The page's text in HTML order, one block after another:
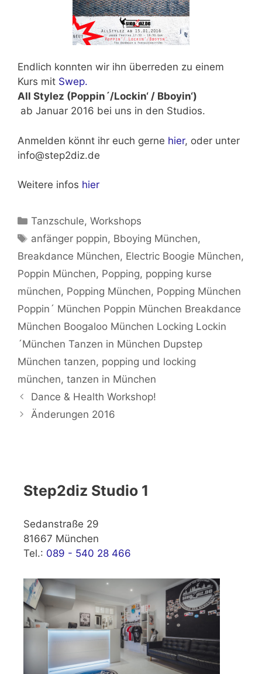
Endlich konnten wir ihn überreden zu einem
Kurs mit Swep.
All Stylez (Poppin´/Lockin‘ / Bboyin‘)
ab Januar 2016 bei uns in den Studios.
Anmelden könnt ihr euch gerne hier, oder unter
info@step2diz.de
Weitere infos hier
Kategorien
Tanzschule,Workshops
Schlagwörter
anfänger poppin, Bboying München,
Breakdance München, Electric Boogie München,
Poppin München, Popping, popping kurse
münchen, Popping München, Popping München
Poppin´ München Poppin München Breakdance
München Boogaloo München Locking Lockin
´München Tanzen in München Dupstep
München tanzen, popping und locking
münchen, tanzen in München
Dance & Health Workshop!
Änderungen 2016
Step2diz Studio 1
Sedanstraße 29
81667 München
Tel.: 089 - 540 28 466